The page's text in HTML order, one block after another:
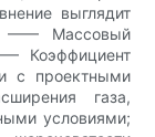
выглядит
—— Массовый
Коэффициент
с проектными
газа,
условиями;